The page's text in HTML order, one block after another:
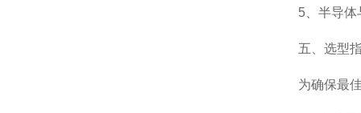
5、半导体与
五、选型指
为确保最佳